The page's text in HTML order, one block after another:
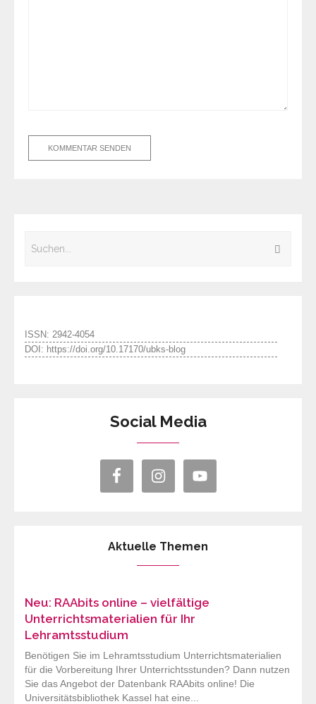
ISSN: 2942-4054
DOI: https://doi.org/10.17170/ubks-blog
Social Media
Aktuelle Themen
Neu: RAAbits online – vielfältige
Unterrichtsmaterialien für Ihr
Lehramtsstudium
Benötigen Sie im Lehramtsstudium Unterrichtsmaterialien
für die Vorbereitung Ihrer Unterrichtsstunden? Dann nutzen
Sie das Angebot der Datenbank RAAbits online! Die
Universitätsbibliothek Kassel hat eine...